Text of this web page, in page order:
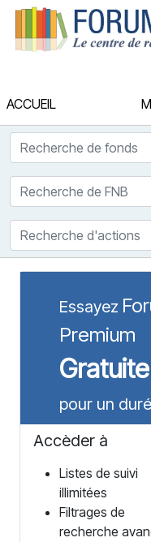
ACCUEIL
Recherche de fonds
Recherche de FNB
Recherche d'actions
Essayez
Premium
pour un
Accèder à
Listes de suivi
illimitées
Filtrages de
recherche